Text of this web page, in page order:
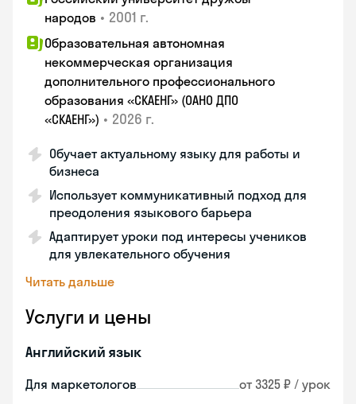
народов • 2001 г.
Образовательная автономная
некоммерческая организация
дополнительного профессионального
образования «СКАЕНГ» (ОАНО ДПО
«СКАЕНГ») • 2026 г.
Обучает актуальному языку для работы и
бизнеса
Использует коммуникативный подход для
преодоления языкового барьера
Адаптирует уроки под интересы учеников
для увлекательного обучения
Читать дальше
Услуги и цены
Английский язык
Для маркетологов от 3325 ₽ / урок